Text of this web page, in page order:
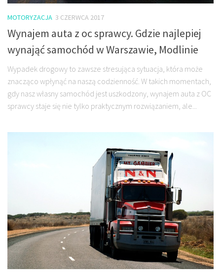
MOTORYZACJA 3 CZERWCA 2017
Wynajem auta z oc sprawcy. Gdzie najlepiej
wynająć samochód w Warszawie, Modlinie
Wypadek drogowy to zawsze stresująca sytuacja, która może
znacząco wpłynąć na naszą codzienność. W takich momentach,
gdy nasz własny samochód jest uszkodzony, wynajem auta z OC
sprawcy staje się nie tylko praktycznym rozwiązaniem, ale...